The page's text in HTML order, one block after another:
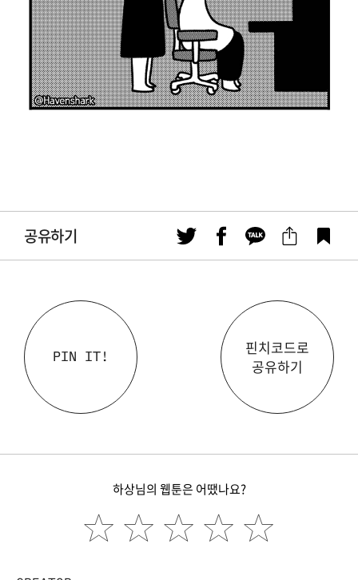
공유하기
PIN IT!
핀치코드로
공유하기
하상님의 웹툰은 어땠나요?